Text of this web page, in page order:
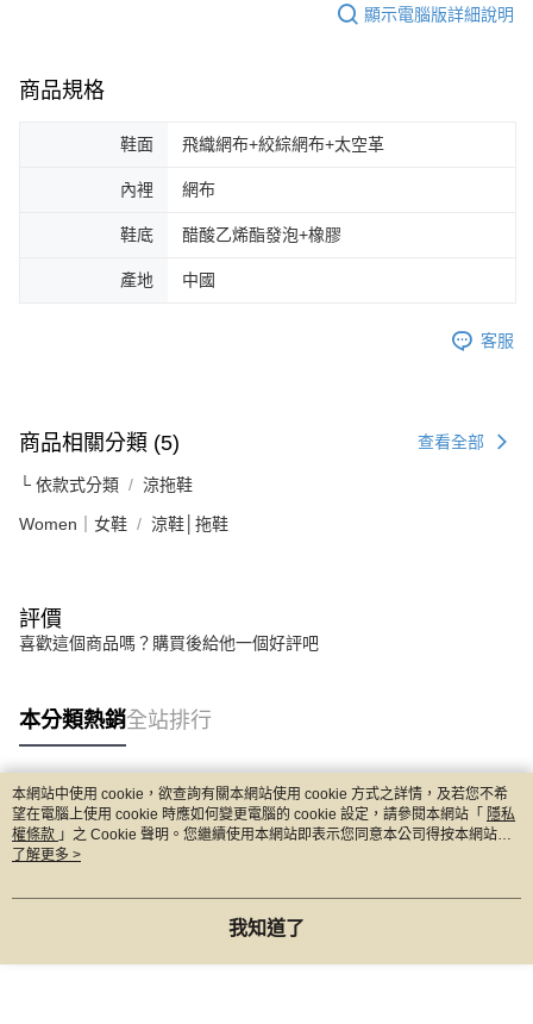
顯示電腦版詳細說明
商品規格
鞋面 飛織網布+絞綜網布+太空革
內裡 網布
鞋底 醋酸乙烯酯發泡+橡膠
產地 中國
客服
商品相關分類 (5) 查看全部
└ 依款式分類 涼拖鞋
Women｜女鞋 涼鞋│拖鞋
評價
喜歡這個商品嗎？購買後給他一個好評吧
本分類熱銷全站排行
熱門標籤
本網站中使用 cookie，欲查詢有關本網站使用 cookie 方式之詳情，及若您不希
望在電腦上使用 cookie 時應如何變更電腦的 cookie 設定，請參閱本網站「 隱私
權條款 」之 Cookie 聲明。您繼續使用本網站即表示您同意本公司得按本網站使
用條款之 Cookie 聲明使用 cookie。
了解更多 >
我知道了